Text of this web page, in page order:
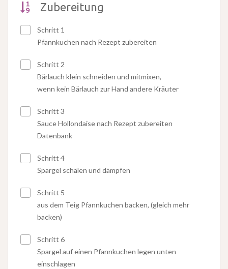
Zubereitung
Schritt 1
Pfannkuchen nach Rezept zubereiten
Schritt 2
Bärlauch klein schneiden und mitmixen,
wenn kein Bärlauch zur Hand andere Kräuter
Schritt 3
Sauce Hollondaise nach Rezept zubereiten
Datenbank
Schritt 4
Spargel schälen und dämpfen
Schritt 5
aus dem Teig Pfannkuchen backen, (gleich mehr
backen)
Schritt 6
Spargel auf einen Pfannkuchen legen unten
einschlagen